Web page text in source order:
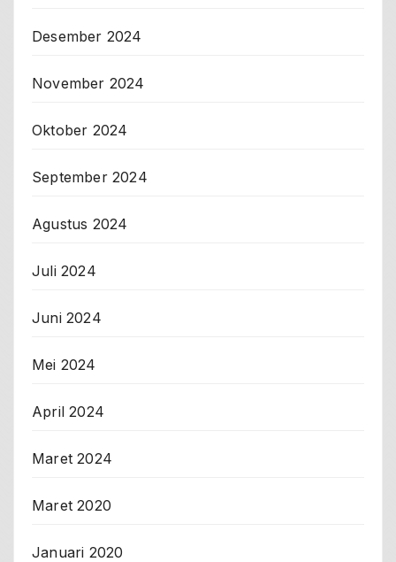
Desember 2024
November 2024
Oktober 2024
September 2024
Agustus 2024
Juli 2024
Juni 2024
Mei 2024
April 2024
Maret 2024
Maret 2020
Januari 2020